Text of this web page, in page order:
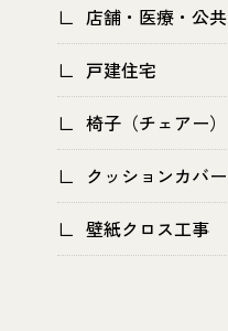
店舗・医療・公共
戸建住宅
椅子（チェアー）
クッションカバー
壁紙クロス工事